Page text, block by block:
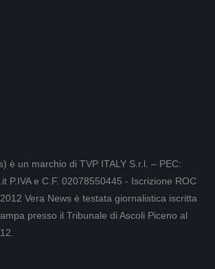
è un marchio di TVP ITALY S.r.l. – PEC:
P.IVA e C.F. 02078550445 - Iscrizione ROC
Vera News è testata giornalistica iscritta
presso il Tribunale di Ascoli Piceno al